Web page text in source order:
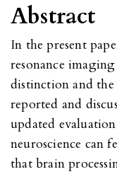
Abstract
In the present
resonance
distinction and
reported and
updated
neuroscience can
that brain